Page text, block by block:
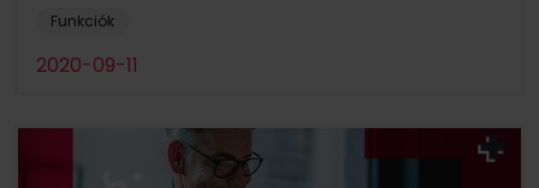
Funkciók
2020-09-11